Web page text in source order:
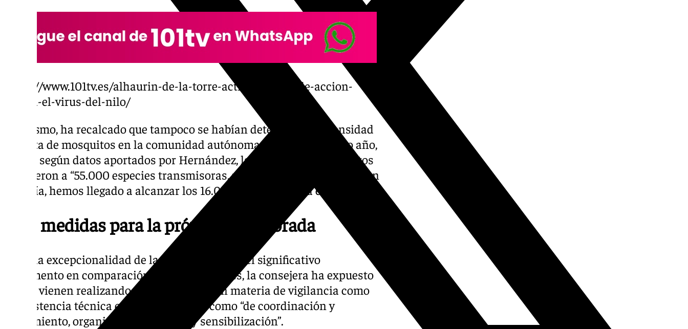
https://www.101tv.es/alhaurin-de-la-torre-activa-el-plan-de-accion-
contra-el-virus-del-nilo/
Asimismo, ha recalcado que tampoco se habían detectado una densidad
tan alta de mosquitos en la comunidad autónoma hasta este mismo año,
ya que según datos aportados por Hernández, las trampas de mosquitos
recogieron a “55.000 especies transmisoras, mientras que este año, en un
solo día, hemos llegado a alcanzar los 16.000 mosquitos”, ha explicado.
Más medidas para la próxima temporada
Dada la excepcionalidad de la situación y ante el significativo
incremento en comparación a años anteriores, la consejera ha expuesto
que se vienen realizando medidas “tanto en materia de vigilancia como
de asistencia técnica especializada”, así como “de coordinación y
seguimiento, organización sanitaria y sensibilización”.